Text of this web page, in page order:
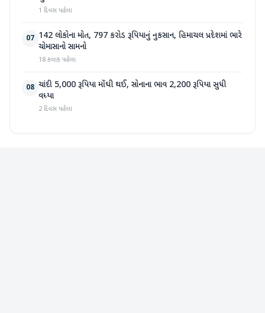
1 દિવસ પહેલા
07 142 લોકોના મોત, 797 કરોડ રૂપિયાનું નુકસાન, હિમાચલ પ્રદેશમાં ભારે
ચોમાસાનો સામનો
18 કલાક પહેલા
08 ચાંદી 5,000 રૂપિયા મોંઘી થઈ, સોનાના ભાવ 2,200 રૂપિયા સુધી
વધ્યા
2 દિવસ પહેલા